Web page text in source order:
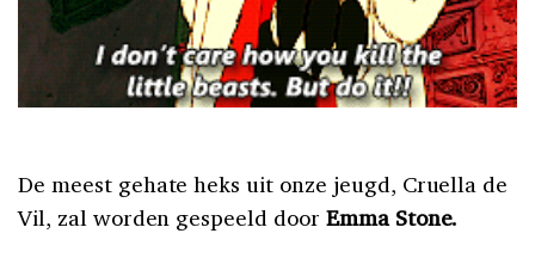
De meest gehate heks uit onze jeugd, Cruella de
Vil, zal worden gespeeld door Emma Stone.